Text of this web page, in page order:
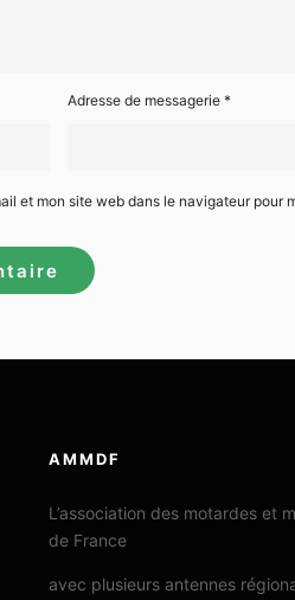
Adresse de messagerie *
et mon site web dans le navigateur pour
AMMDF
L’association des motardes et
de France
avec plusieurs antennes